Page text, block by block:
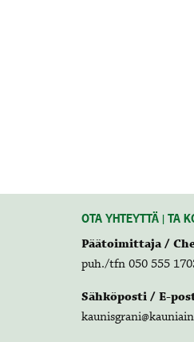
OTA YHTEYTTÄ | TA
Päätoimittaja /
puh./tfn 050 555
Sähköposti / E-